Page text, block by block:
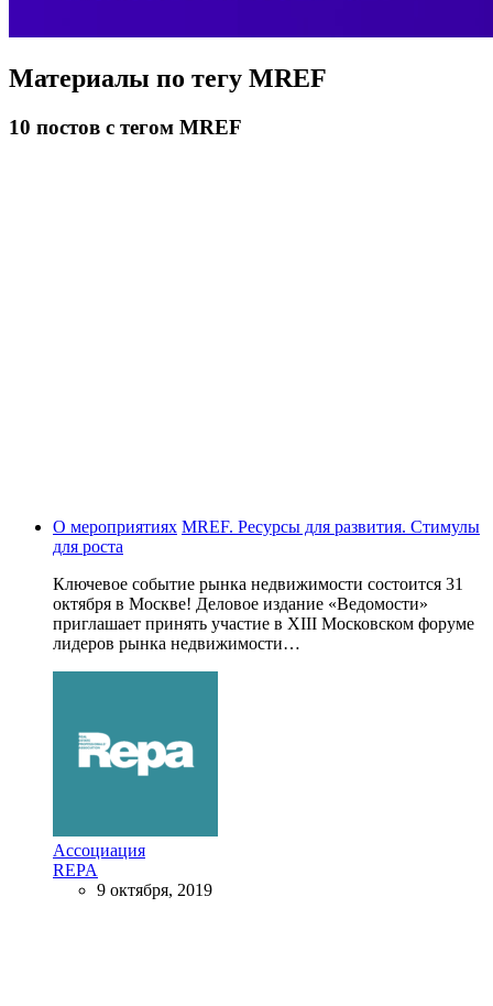
Материалы по тегу MREF
10 постов с тегом MREF
О мероприятиях MREF. Ресурсы для развития. Стимулы
для роста
Ключевое событие рынка недвижимости состоится 31
октября в Москве! Деловое издание «Ведомости»
приглашает принять участие в XIII Московском форуме
лидеров рынка недвижимости…
Ассоциация
REPA
9 октября, 2019